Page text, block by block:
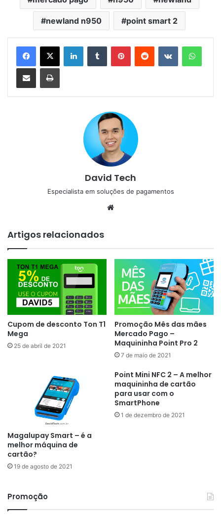
newland n950 point smart 2
LinkedinTumblr PinterestReddit VK
Compartilhar via e-mail Imprimir
David Tech
Especialista em soluções de pagamentos
Artigos relacionados
Cupom de desconto Ton T1
Mega
25 de abril de 2021
Promoção Mês das mães
Mercado Pago –
Maquininha Point Pro 2
7 de maio de 2021
Magalupay Smart – é a
melhor máquina de
cartão?
19 de agosto de 2021
Point Mini NFC 2 – A melhor
maquininha de cartão
para usar com o
SmartPhone
1 de dezembro de 2021
Promoção